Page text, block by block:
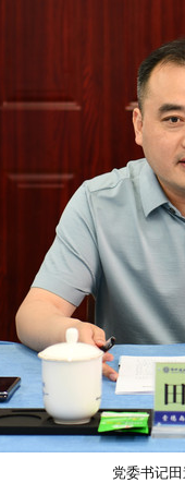
党委书记